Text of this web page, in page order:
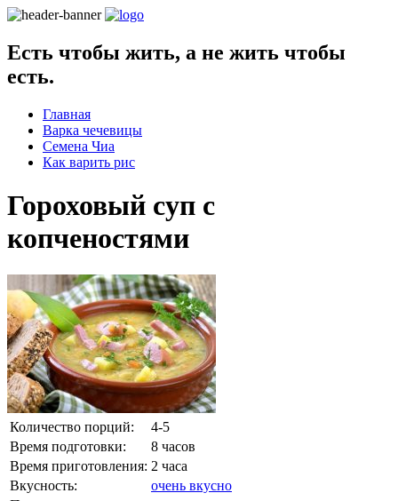
Есть чтобы жить, а не жить чтобы
есть.
Главная
Варка чечевицы
Семена Чиа
Как варить рис
Гороховый суп с
копченостями
Количество порций:
4-5
Время подготовки:
8 часов
Время приготовления: 2 часа
Вкусность:
очень вкусно